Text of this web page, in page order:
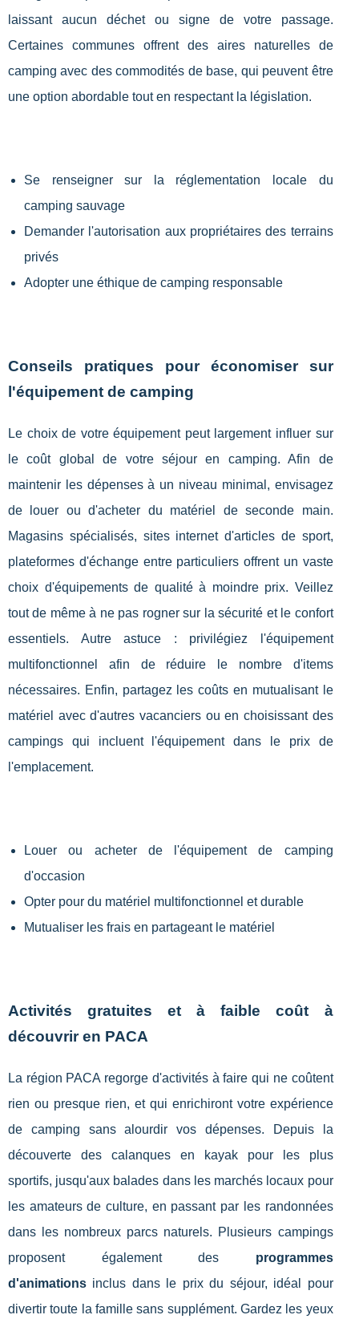
laissant aucun déchet ou signe de votre passage.
Certaines communes offrent des aires naturelles de
camping avec des commodités de base, qui peuvent être
une option abordable tout en respectant la législation.
Se renseigner sur la réglementation locale du
camping sauvage
Demander l'autorisation aux propriétaires des terrains
privés
Adopter une éthique de camping responsable
Conseils pratiques pour économiser sur
l'équipement de camping
Le choix de votre équipement peut largement influer sur
le coût global de votre séjour en camping. Afin de
maintenir les dépenses à un niveau minimal, envisagez
de louer ou d'acheter du matériel de seconde main.
Magasins spécialisés, sites internet d'articles de sport,
plateformes d'échange entre particuliers offrent un vaste
choix d'équipements de qualité à moindre prix. Veillez
tout de même à ne pas rogner sur la sécurité et le confort
essentiels. Autre astuce : privilégiez l'équipement
multifonctionnel afin de réduire le nombre d'items
nécessaires. Enfin, partagez les coûts en mutualisant le
matériel avec d'autres vacanciers ou en choisissant des
campings qui incluent l'équipement dans le prix de
l'emplacement.
Louer ou acheter de l'équipement de camping
d'occasion
Opter pour du matériel multifonctionnel et durable
Mutualiser les frais en partageant le matériel
Activités gratuites et à faible coût à
découvrir en PACA
La région PACA regorge d'activités à faire qui ne coûtent
rien ou presque rien, et qui enrichiront votre expérience
de camping sans alourdir vos dépenses. Depuis la
découverte des calanques en kayak pour les plus
sportifs, jusqu'aux balades dans les marchés locaux pour
les amateurs de culture, en passant par les randonnées
dans les nombreux parcs naturels. Plusieurs campings
proposent également des programmes
d'animations inclus dans le prix du séjour, idéal pour
divertir toute la famille sans supplément. Gardez les yeux